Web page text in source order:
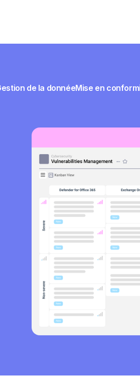
de la donnéeMise en